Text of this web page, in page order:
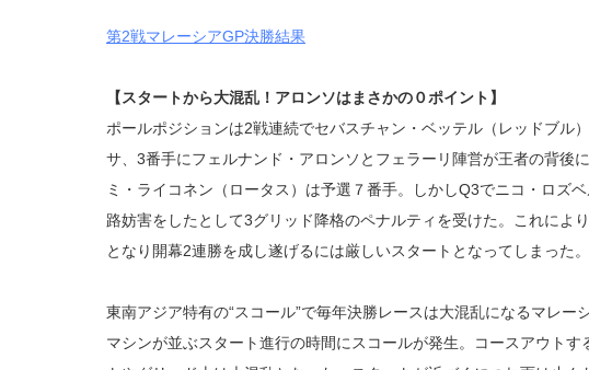
第2戦マレーシアGP決勝結果
【スタートから大混乱！アロンソはまさかの０ポイント】
ポールポジションは2戦連続でセバスチャン・ベッテル（レッドブル
サ、3番手にフェルナンド・アロンソとフェラーリ陣営が王者の背後
ミ・ライコネン（ロータス）は予選７番手。しかしQ3でニコ・ロズ
路妨害をしたとして3グリッド降格のペナルティを受けた。これによ
となり開幕2連勝を成し遂げるには厳しいスタートとなってしまった。
東南アジア特有の“スコール”で毎年決勝レースは大混乱になるマレー
マシンが並ぶスタート進行の時間にスコールが発生。コースアウトす